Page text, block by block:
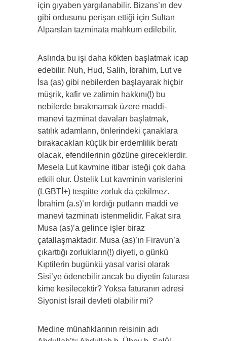
için gıyaben yargılanabilir. Bizans’ın dev
gibi ordusunu perişan ettiği için Sultan
Alparslan tazminata mahkum edilebilir.
Aslında bu işi daha kökten başlatmak icap
edebilir. Nuh, Hud, Salih, İbrahim, Lut ve
İsa (as) gibi nebilerden başlayarak hiçbir
müşrik, kafir ve zalimin hakkını(!) bu
nebilerde bırakmamak üzere maddi-
manevi tazminat davaları başlatmak,
satılık adamların, önlerindeki çanaklara
bırakacakları küçük bir erdemlilik beratı
olacak, efendilerinin gözüne gireceklerdir.
Mesela Lut kavmine itibar isteği çok daha
etkili olur. Üstelik Lut kavminin varislerini
(LGBTİ+) tespitte zorluk da çekilmez.
İbrahim (a.s)’ın kırdığı putların maddi ve
manevi tazminatı istenmelidir. Fakat sıra
Musa (as)’a gelince işler biraz
çatallaşmaktadır. Musa (as)’ın Firavun’a
çıkarttığı zorlukların(!) diyeti, o günkü
Kıptilerin bugünkü yasal varisi olarak
Sisi’ye ödenebilir ancak bu diyetin faturası
kime kesilecektir? Yoksa faturanın adresi
Siyonist İsrail devleti olabilir mi?
Medine münafıklarının reisinin adı